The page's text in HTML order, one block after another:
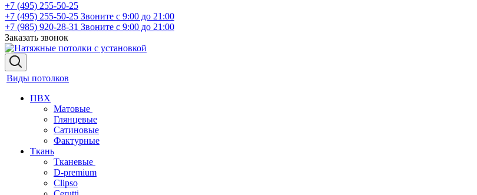
+7 (495) 255-50-25
+7 (495) 255-50-25 Звоните с 9:00 до 21:00
+7 (985) 920-28-31 Звоните с 9:00 до 21:00
Заказать звонок
Виды потолков
ПВХ
Матовые
Глянцевые
Сатиновые
Фактурные
Ткань
Тканевые
D-premium
Clipso